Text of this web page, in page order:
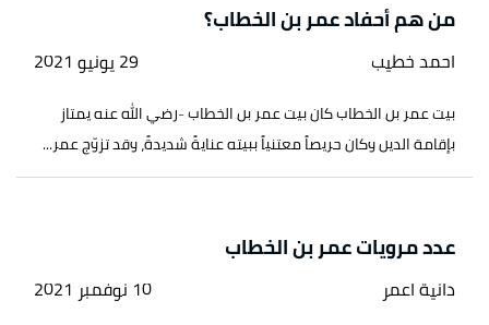
من هم أحفاد عمر بن الخطاب؟
احمد خطيب 29 يونيو 2021
بيت عمر بن الخطاب كان بيت عمر بن الخطاب -رضي الله عنه يمتاز
بإقامة الدين وكان حريصاً معتنياً ببيته عنايةً شديدةً، وقد تزوّج عمر...
عدد مرويات عمر بن الخطاب
دانية اعمر 10 نوفمبر 2021